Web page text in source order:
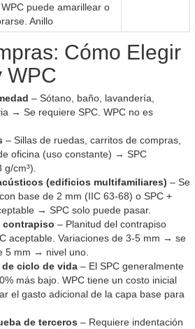
WPC puede amarillear o
Anillo
Cómo Elegir
WPC
– Sótano, baño, lavandería,
→ Se requiere SPC. WPC no es
– Sillas de ruedas, carritos de compras,
oficina (uso constante) → SPC
cm³).
(edificios multifamiliares) – Se
base de 2 mm (IIC 63-68) o SPC +
→ SPC solo puede pasar.
contrapiso – Planitud del contrapiso
aceptable. Variaciones de 3-5 mm → se
5 mm → nivel uno.
ciclo de vida – El SPC generalmente
más bajo. WPC tiene un costo inicial
el gasto adicional de la capa base para
de terceros – Requiere indentación